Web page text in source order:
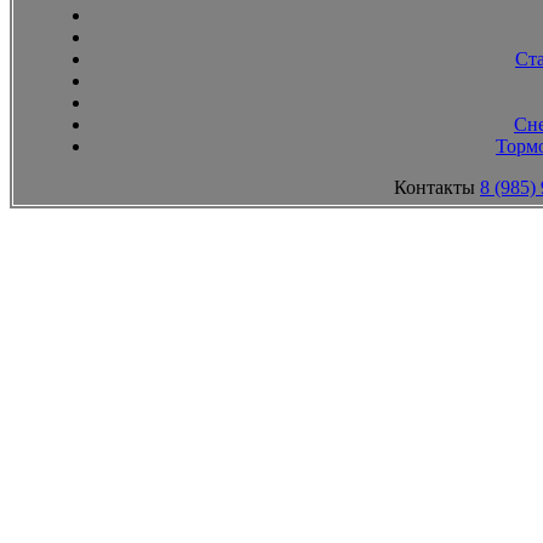
Контакты 8 (985)